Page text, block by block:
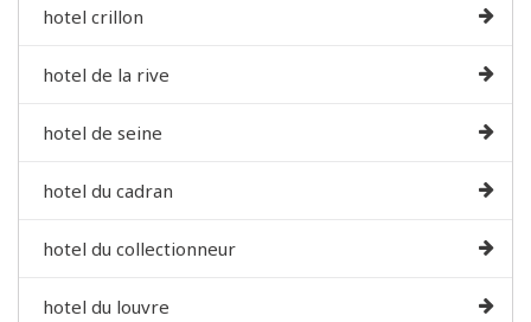
hotel crillon
hotel de la rive
hotel de seine
hotel du cadran
hotel du collectionneur
hotel du louvre